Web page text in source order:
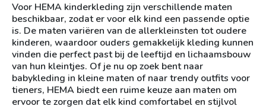
Voor HEMA kinderkleding zijn verschillende maten
beschikbaar, zodat er voor elk kind een passende optie
is. De maten variëren van de allerkleinsten tot oudere
kinderen, waardoor ouders gemakkelijk kleding kunnen
vinden die perfect past bij de leeftijd en lichaamsbouw
van hun kleintjes. Of je nu op zoek bent naar
babykleding in kleine maten of naar trendy outfits voor
tieners, HEMA biedt een ruime keuze aan maten om
ervoor te zorgen dat elk kind comfortabel en stijlvol